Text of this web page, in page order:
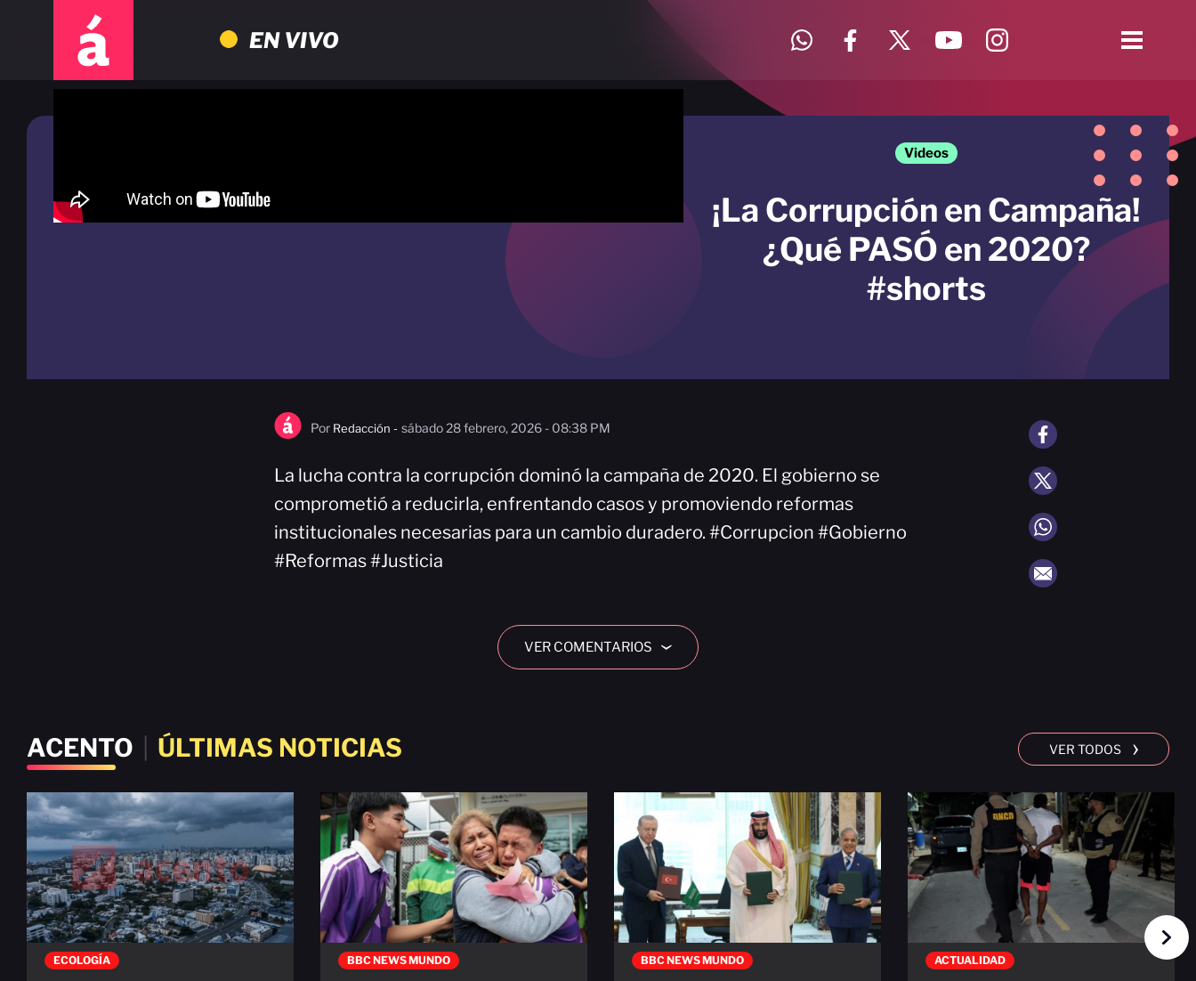
EN VIVO
Videos
¡La Corrupción en Campaña!
¿Qué PASÓ en 2020?
#shorts
Por Redacción - sábado 28 febrero, 2026 - 08:38 PM
La lucha contra la corrupción dominó la campaña de 2020. El gobierno se
comprometió a reducirla, enfrentando casos y promoviendo reformas
institucionales necesarias para un cambio duradero. #Corrupcion #Gobierno
#Reformas #Justicia
VER COMENTARIOS ›
ACENTO ÚLTIMAS NOTICIAS VER TODOS ›
ECOLOGÍA BBC NEWS MUNDO BBC NEWS MUNDO ACTUALIDAD